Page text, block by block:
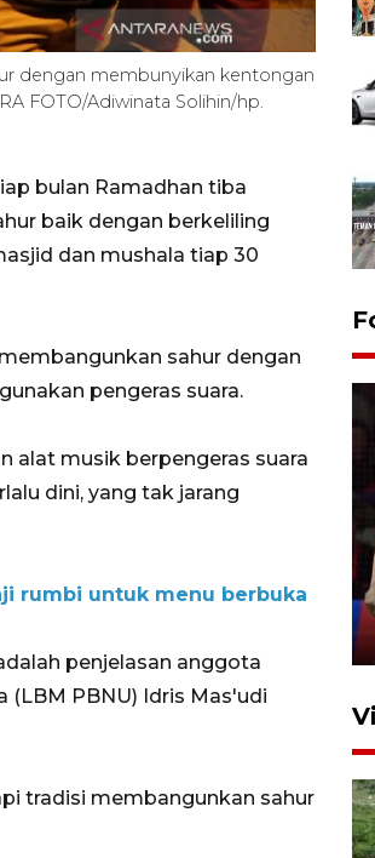
dengan membunyikan kentongan
FOTO/Adiwinata Solihin/hp.
bulan Ramadhan tiba
baik dengan berkeliling
dan mushala tiap 30
sahur dengan
pengeras suara.
alat musik berpengeras suara
dini, yang tak jarang
rumbi untuk menu berbuka
penjelasan anggota
(LBM PBNU) Idris Mas'udi
tradisi membangunkan sahur
pelestarian budaya di